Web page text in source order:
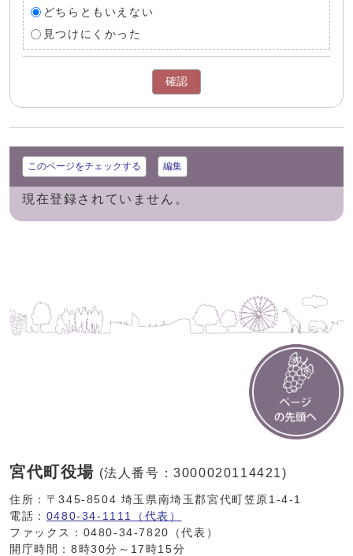
どちらともいえない
見つけにくかった
確認
このページをチェックする 編集
現在登録されていません。
宮代町役場 (法人番号：3000020114421)
住所：〒345-8504 埼玉県南埼玉郡宮代町笠原1-4-1
電話： 0480-34-1111（代表）
ファックス：0480-34-7820（代表）
開庁時間：8時30分～17時15分